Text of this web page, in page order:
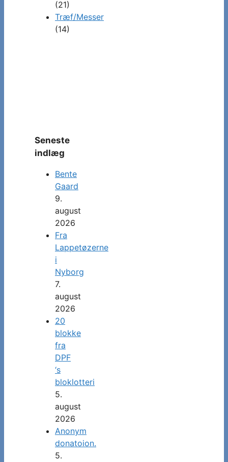
(21)
Træf/Messer
(14)
Seneste
indlæg
Bente
Gaard
9.
august
2026
Fra
Lappetøzerne
i
Nyborg
7.
august
2026
20
blokke
fra
DPF
‘s
bloklotteri
5.
august
2026
Anonym
donatoion.
5.